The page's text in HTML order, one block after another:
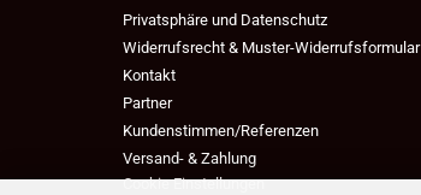
Privatsphäre und Datenschutz
Widerrufsrecht & Muster-Widerrufsformular
Kontakt
Partner
Kundenstimmen/Referenzen
Versand- & Zahlung
Cookie Einstellungen